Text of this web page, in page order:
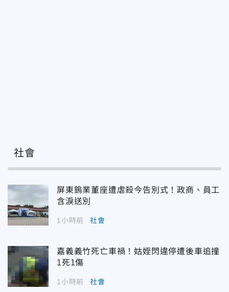
社會
屏東鎢業董座遭虐殺今告別式！政商、員工
含淚送別
1小時前 社會
嘉義義竹死亡車禍！姑姪閃違停遭後車追撞
1死1傷
1小時前 社會